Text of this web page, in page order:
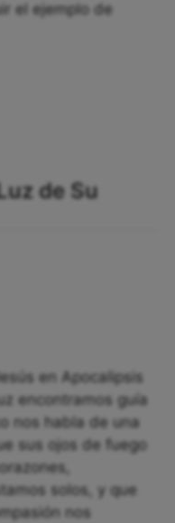
el ejemplo de
de Su
en Apocalipsis
encontramos guía
nos habla de una
sus ojos de fuego
solos, y que
nos